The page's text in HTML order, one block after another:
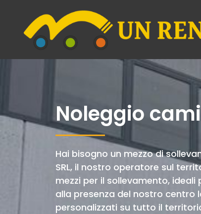
Noleggio
Hai bisogno un mezzo di
SRL, il nostro operatore sul
mezzi per il sollevamento,
alla presenza del nostro centro
personalizzati su tutto il